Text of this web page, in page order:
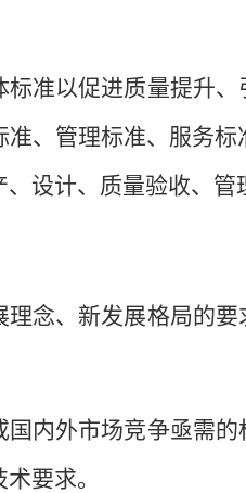
标准以促进质量提升
、管理标准、服务标
设计、质量验收、管
念、新发展格局的要
国内外市场竞争亟需
要求。